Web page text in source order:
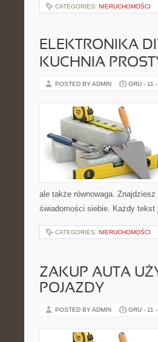
CATEGORIES: NIERUCHOMOŚCI
ELEKTRONIKA
KUCHNIA
POSTED BY ADMIN GRU - 11
ale także równowaga.
świadomości siebie. Każdy
CATEGORIES: NIERUCHOMOŚCI
ZAKUP AUTA
POJAZDY
POSTED BY ADMIN GRU - 11